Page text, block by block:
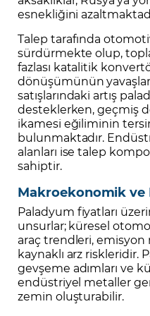
esnekliğini
Talep tarafında
sürdürmekte olup,
fazlası katalitik
dönüşümünün
satışlarındaki artış
desteklerken, geçmiş
ikamesi eğiliminin
bulunmaktadır.
alanları ise talep
sahiptir.
Makroekonomik ve
Paladyum fiyatları
unsurlar; küresel
araç trendleri, emisyon
kaynaklı arz riskleridir.
gevşeme adımları ve
endüstriyel metaller
zemin oluşturabilir.